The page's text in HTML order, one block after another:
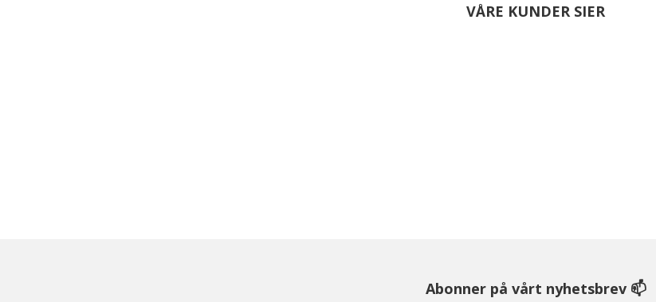
VÅRE KUNDER SIER
Abonner på vårt nyhetsbrev 📫